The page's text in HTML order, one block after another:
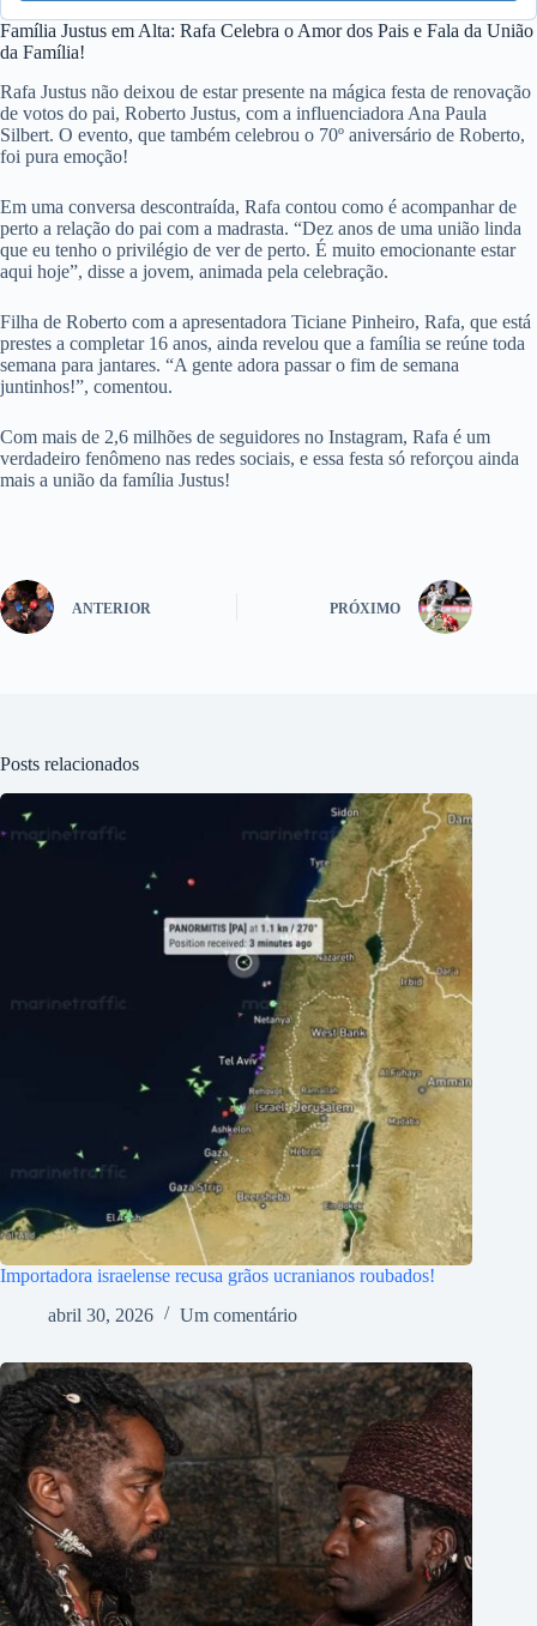
Família Justus em Alta: Rafa Celebra o Amor dos Pais e Fala da União
da Família!
Rafa Justus não deixou de estar presente na mágica festa de renovação
de votos do pai, Roberto Justus, com a influenciadora Ana Paula
Silbert. O evento, que também celebrou o 70º aniversário de Roberto,
foi pura emoção!
Em uma conversa descontraída, Rafa contou como é acompanhar de
perto a relação do pai com a madrasta. “Dez anos de uma união linda
que eu tenho o privilégio de ver de perto. É muito emocionante estar
aqui hoje”, disse a jovem, animada pela celebração.
Filha de Roberto com a apresentadora Ticiane Pinheiro, Rafa, que está
prestes a completar 16 anos, ainda revelou que a família se reúne toda
semana para jantares. “A gente adora passar o fim de semana
juntinhos!”, comentou.
Com mais de 2,6 milhões de seguidores no Instagram, Rafa é um
verdadeiro fenômeno nas redes sociais, e essa festa só reforçou ainda
mais a união da família Justus!
ANTERIOR PRÓXIMO
Posts relacionados
Importadora israelense recusa grãos ucranianos roubados!
abril 30, 2026
Um comentário